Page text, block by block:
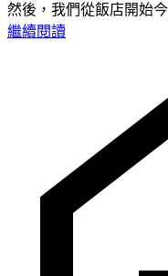
然後，我們從飯店開始
繼續閱讀